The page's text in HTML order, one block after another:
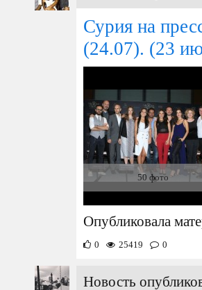
Сурия на
(24.07). (23
50 фото
Опубликовала
0 25419 0
Новость